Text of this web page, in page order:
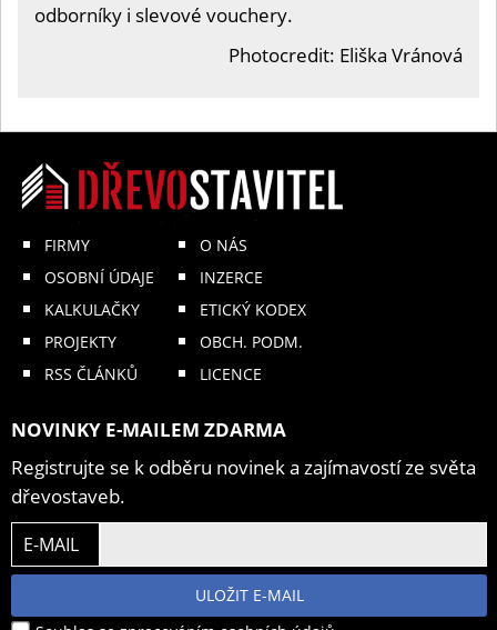
odborníky i slevové vouchery.
Photocredit: Eliška Vránová
FIRMY
OSOBNÍ ÚDAJE
KALKULAČKY
PROJEKTY
RSS ČLÁNKŮ
O NÁS
INZERCE
ETICKÝ KODEX
OBCH. PODM.
LICENCE
NOVINKY E-MAILEM ZDARMA
Registrujte se k odběru novinek a zajímavostí ze světa
dřevostaveb.
E-MAIL
ULOŽIT E-MAIL